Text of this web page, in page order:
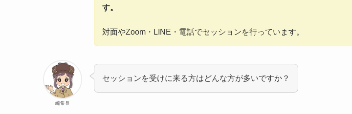
す。
対面やZoom・LINE・電話でセッションを行っています。
編集長
セッションを受けに来る方はどんな方が多いですか？